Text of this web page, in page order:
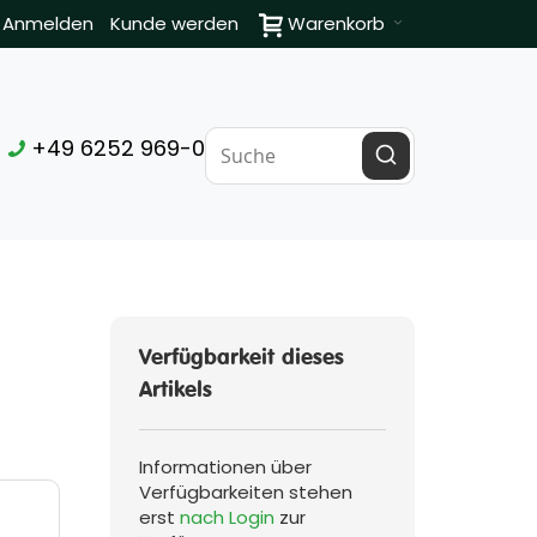
Warenkorb
Kunde werden
Anmelden
+49 6252 969-0
Verfügbarkeit dieses
Artikels
Informationen über
Verfügbarkeiten stehen
erstnach Login zur